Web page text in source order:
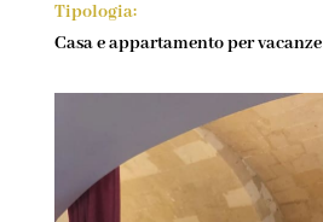
Tipologia:
Casa e appartamento per vacanze